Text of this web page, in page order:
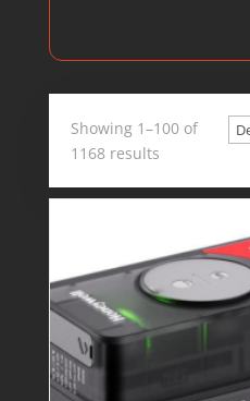
Showing 1–100 of
1168 results